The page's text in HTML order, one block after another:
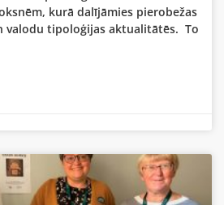
kurā dalījāmies pierobežas
valodu tipoloģijas aktualitātēs. To